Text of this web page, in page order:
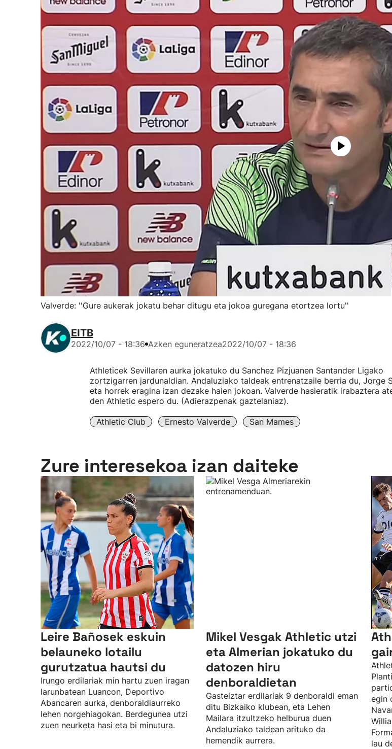
Valverde: ''Gure aukerak jokatu behar ditugu eta jokoa guregana etortzea lortu''
EITB
2022/10/07 - 18:36 Azken eguneratzea2022/10/07 - 18:36
Athleticek Sevillaren aurka jokatuko du Sanchez Pizjuanen Santander Ligako
zortzigarren jardunaldian. Andaluziako taldeak entrenatzaile berria du, Jorge
eta horrek eragina izan dezake haien jokoan. Valverde hasieratik irabaztera
den Athletic espero du. (Adierazpenak gaztelaniaz).
Athletic Club Ernesto Valverde San Mames
Zure interesekoa izan daiteke
Leire Bañosek eskuin
belauneko lotailu
gurutzatua hautsi du
Irungo erdilariak min hartu zuen iragan
larunbatean Luancon, Deportivo
Abancaren aurka, denboraldiaurreko
lehen norgehiagokan. Berdegunea utzi
zuen neurketa hasi eta bi minutura.
Mikel Vesgak Athletic utzi
eta Almerian jokatuko du
datozen hiru
denboraldietan
Gasteiztar erdilariak 9 denboraldi eman
ditu Bizkaiko klubean, eta Lehen
Mailara itzultzeko helburua duen
Andaluziako taldean arituko da
hemendik aurrera.
egin
lau